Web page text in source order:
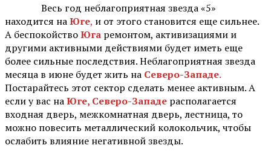
⠀ Весь год неблагоприятная звезда «5»
находится наЮге, и от этого становится еще сильнее.
А беспокойствоЮга ремонтом, активизациями и
другими активными действиями будет иметь еще
более сильные последствия. Неблагоприятная звезда
месяца в июне будет жить на Северо-Западе.
Постарайтесь этот сектор сделать менее активным. А
если у вас наЮге, Северо-Западе располагается
входная дверь, межкомнатная дверь, лестница, то
можно повесить металлический колокольчик, чтобы
ослабить влияние негативной звезды.